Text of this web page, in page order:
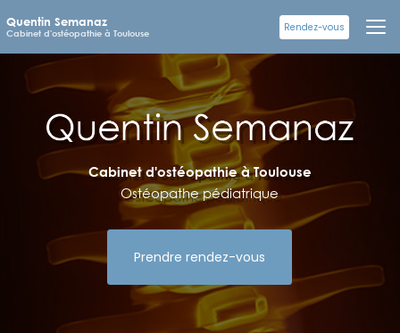
au
principal
Quentin Semanaz
Cabinet d'ostéopathie à Toulouse
Rendez-vous
Cabinet d'ostéopathie à Toulouse
Ostéopathe pédiatrique
Prendre rendez-vous